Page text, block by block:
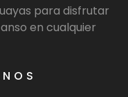
para disfrutar
en cualquier